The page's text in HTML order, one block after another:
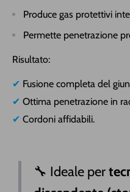
Produce gas protettivi
Permette penetrazione
Risultato:
✔ Fusione completa del
✔ Ottima penetrazione in
✔ Cordoni affidabili.
🔧 Ideale per